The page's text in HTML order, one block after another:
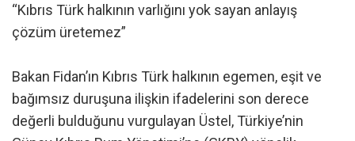
“Kıbrıs Türk halkının varlığını yok sayan anlayış
çözüm üretemez”
Bakan Fidan’ın Kıbrıs Türk halkının egemen, eşit ve
bağımsız duruşuna ilişkin ifadelerini son derece
değerli bulduğunu vurgulayan Üstel, Türkiye’nin